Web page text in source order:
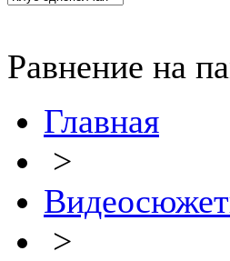
Равнение на
Главная
>
>